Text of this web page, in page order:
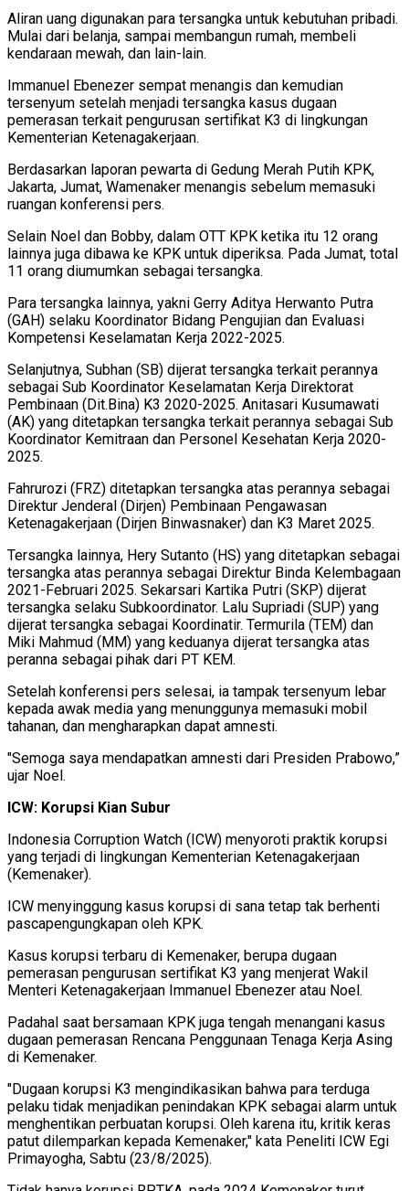
Aliran uang digunakan para tersangka untuk kebutuhan pribadi.
Mulai dari belanja, sampai membangun rumah, membeli
kendaraan mewah, dan lain-lain.
Immanuel Ebenezer sempat menangis dan kemudian
tersenyum setelah menjadi tersangka kasus dugaan
pemerasan terkait pengurusan sertifikat K3 di lingkungan
Kementerian Ketenagakerjaan.
Berdasarkan laporan pewarta di Gedung Merah Putih KPK,
Jakarta, Jumat, Wamenaker menangis sebelum memasuki
ruangan konferensi pers.
Selain Noel dan Bobby, dalam OTT KPK ketika itu 12 orang
lainnya juga dibawa ke KPK untuk diperiksa. Pada Jumat, total
11 orang diumumkan sebagai tersangka.
Para tersangka lainnya, yakni Gerry Aditya Herwanto Putra
(GAH) selaku Koordinator Bidang Pengujian dan Evaluasi
Kompetensi Keselamatan Kerja 2022-2025.
Selanjutnya, Subhan (SB) dijerat tersangka terkait perannya
sebagai Sub Koordinator Keselamatan Kerja Direktorat
Pembinaan (Dit.Bina) K3 2020-2025. Anitasari Kusumawati
(AK) yang ditetapkan tersangka terkait perannya sebagai Sub
Koordinator Kemitraan dan Personel Kesehatan Kerja 2020-
2025.
Fahrurozi (FRZ) ditetapkan tersangka atas perannya sebagai
Direktur Jenderal (Dirjen) Pembinaan Pengawasan
Ketenagakerjaan (Dirjen Binwasnaker) dan K3 Maret 2025.
Tersangka lainnya, Hery Sutanto (HS) yang ditetapkan sebagai
tersangka atas perannya sebagai Direktur Binda Kelembagaan
2021-Februari 2025. Sekarsari Kartika Putri (SKP) dijerat
tersangka selaku Subkoordinator. Lalu Supriadi (SUP) yang
dijerat tersangka sebagai Koordinatir. Termurila (TEM) dan
Miki Mahmud (MM) yang keduanya dijerat tersangka atas
peranna sebagai pihak dari PT KEM.
Setelah konferensi pers selesai, ia tampak tersenyum lebar
kepada awak media yang menunggunya memasuki mobil
tahanan, dan mengharapkan dapat amnesti.
"Semoga saya mendapatkan amnesti dari Presiden Prabowo,”
ujar Noel.
ICW: Korupsi Kian Subur
Indonesia Corruption Watch (ICW) menyoroti praktik korupsi
yang terjadi di lingkungan Kementerian Ketenagakerjaan
(Kemenaker).
ICW menyinggung kasus korupsi di sana tetap tak berhenti
pascapengungkapan oleh KPK.
Kasus korupsi terbaru di Kemenaker, berupa dugaan
pemerasan pengurusan sertifikat K3 yang menjerat Wakil
Menteri Ketenagakerjaan Immanuel Ebenezer atau Noel.
Padahal saat bersamaan KPK juga tengah menangani kasus
dugaan pemerasan Rencana Penggunaan Tenaga Kerja Asing
di Kemenaker.
"Dugaan korupsi K3 mengindikasikan bahwa para terduga
pelaku tidak menjadikan penindakan KPK sebagai alarm untuk
menghentikan perbuatan korupsi. Oleh karena itu, kritik keras
patut dilemparkan kepada Kemenaker," kata Peneliti ICW Egi
Primayogha, Sabtu (23/8/2025).